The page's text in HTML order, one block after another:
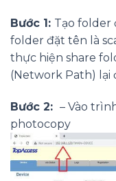
Bước 1: Tạo folder
folder đặt tên là
thực hiện share
(Network Path) lại
Bước 2: – Vào
photocopy